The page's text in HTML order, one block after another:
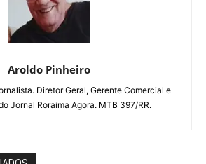
Aroldo Pinheiro
Diretor Geral, Gerente Comercial e
Jornal Roraima Agora. MTB 397/RR.